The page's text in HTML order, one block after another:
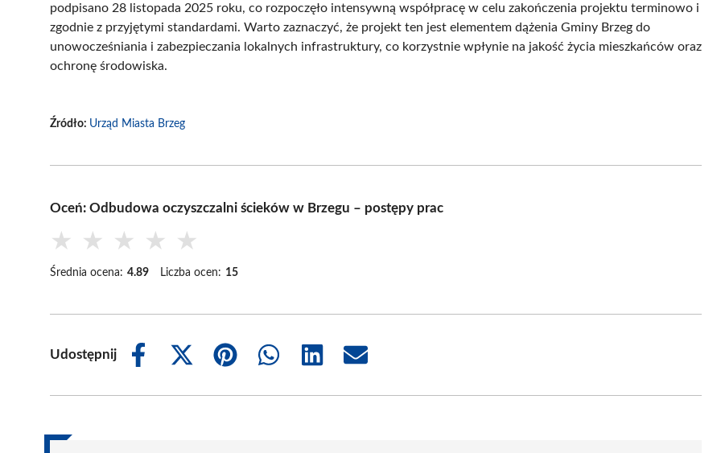
podpisano 28 listopada 2025 roku, co rozpoczęło intensywną współpracę w celu zakończenia projektu terminowo i
zgodnie z przyjętymi standardami. Warto zaznaczyć, że projekt ten jest elementem dążenia Gminy Brzeg do
unowocześniania i zabezpieczania lokalnych infrastruktury, co korzystnie wpłynie na jakość życia mieszkańców oraz
ochronę środowiska.
Źródło: Urząd Miasta Brzeg
Oceń: Odbudowa oczyszczalni ścieków w Brzegu – postępy prac
★ ★ ★ ★ ★
Średnia ocena: 4.89 Liczba ocen: 15
Udostępnij
Share
Share
(Twitter)
Share
Share
Share
Share